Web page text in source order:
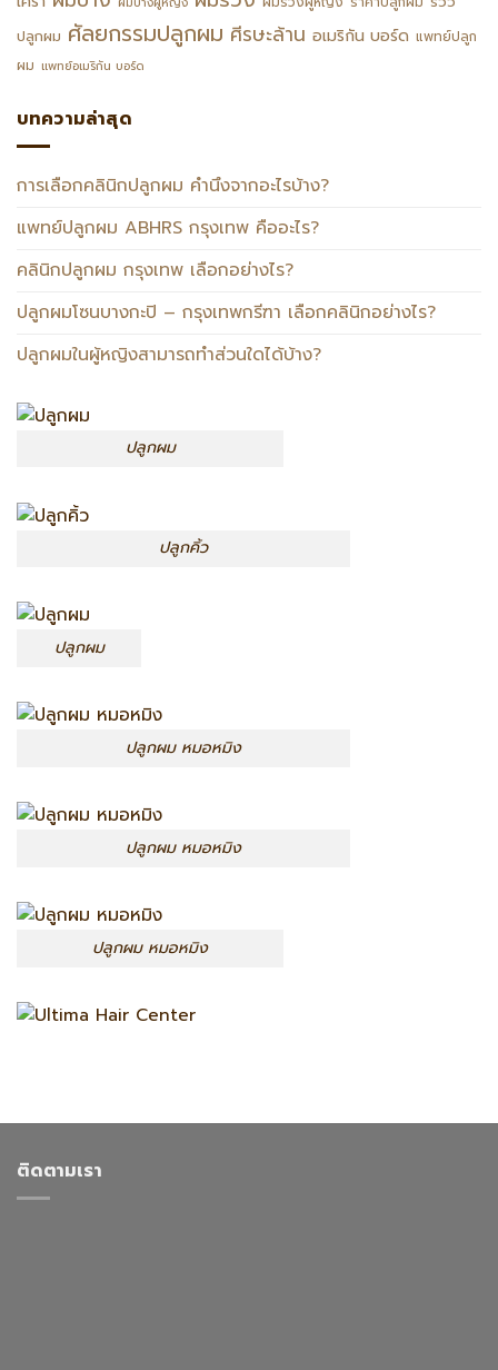
ปลูกผม ศัลยกรรมปลูกผม ศีรษะล้าน อเมริกัน บอร์ด แพทย์ปลูก
ผม แพทย์อเมริกัน บอร์ด
บทความล่าสุด
การเลือกคลินิกปลูกผม คำนึงจากอะไรบ้าง?
แพทย์ปลูกผม ABHRS กรุงเทพ คืออะไร?
คลินิกปลูกผม กรุงเทพ เลือกอย่างไร?
ปลูกผมโซนบางกะปิ – กรุงเทพกรีฑา เลือกคลินิกอย่างไร?
ปลูกผมในผู้หญิงสามารถทำส่วนใดได้บ้าง?
ปลูกผม
ปลูกคิ้ว
ปลูกผม
ปลูกผม หมอหมิง
ปลูกผม หมอหมิง
ปลูกผม หมอหมิง
ติดตามเรา